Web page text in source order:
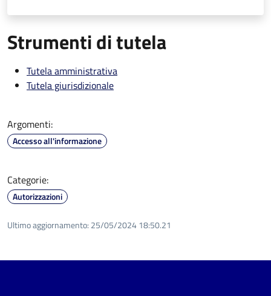
Strumenti di tutela
Tutela amministrativa
Tutela giurisdizionale
Argomenti:
Accesso all'informazione
Categorie:
Autorizzazioni
Ultimo aggiornamento: 25/05/2024 18:50.21